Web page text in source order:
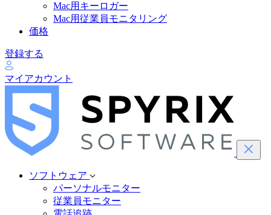
Mac用キーロガー
Mac用従業員モニタリング
価格
登録する
マイアカウント
ソフトウェア
パーソナルモニター
従業員モニター